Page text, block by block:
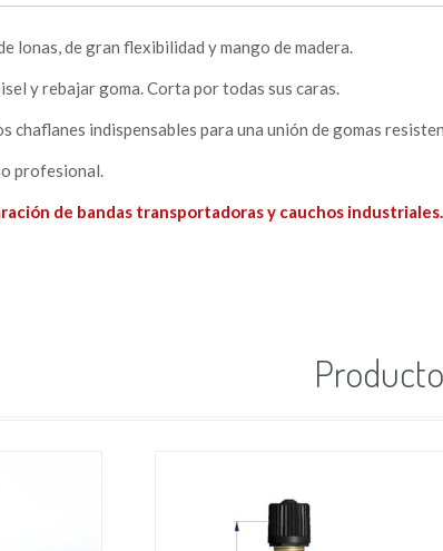
lonas, de gran flexibilidad y mango de madera.
y rebajar goma. Corta por todas sus caras.
chaflanes indispensables para una unión de gomas
profesional.
de bandas transportadoras y cauchos